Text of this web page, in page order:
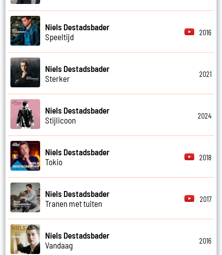
Niels Destadsbader
Speeltijd
2016
Niels Destadsbader
Sterker
2021
Niels Destadsbader
Stijlicoon
2024
Niels Destadsbader
Tokio
2018
Niels Destadsbader
Tranen met tuiten
2017
Niels Destadsbader
Vandaag
2016